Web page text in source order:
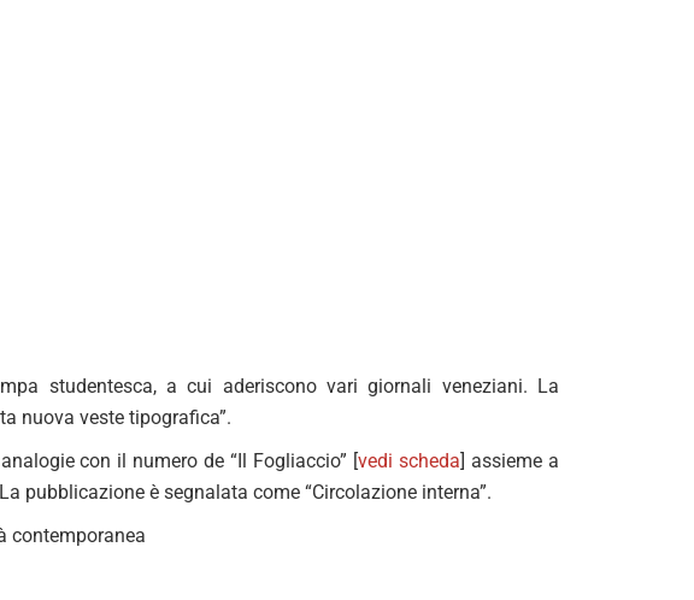
studentesca, a cui aderiscono vari giornali veneziani. La
nuova veste tipografica”.
con il numero de “Il Fogliaccio” [vedi scheda] assieme a
pubblicazione è segnalata come “Circolazione interna”.
contemporanea